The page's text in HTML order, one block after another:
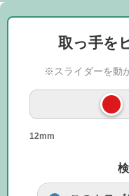
取っ手を
※スライダーを動
12mm